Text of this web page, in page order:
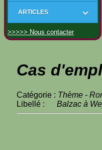
ARTICLES
>>>>> Nous contacter
Cas
Catégorie : Thème -
Libellé : Balzac à